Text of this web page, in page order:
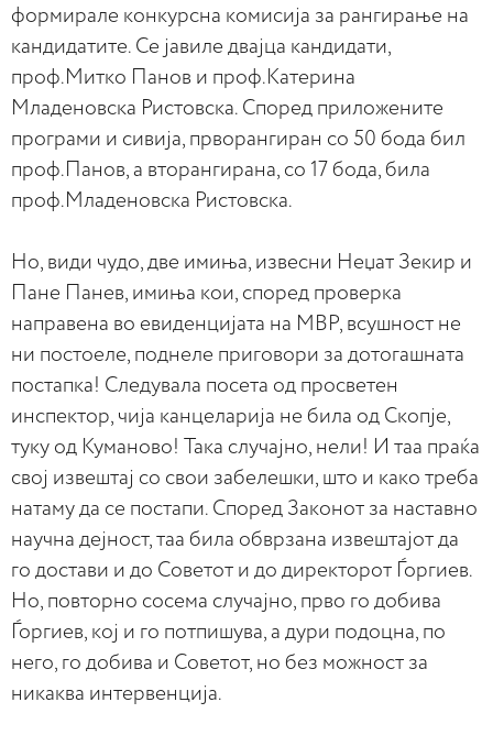
формирале конкурсна комисија за рангирање на
кандидатите. Се јавиле двајца кандидати,
проф.Митко Панов и проф.Катерина
Младеновска Ристовска. Според приложените
програми и сивија, прворангиран со 50 бода бил
проф.Панов, а вторангирана, со 17 бода, била
проф.Младеновска Ристовска.
Но, види чудо, две имиња, извесни Неџат Зекир и
Пане Панев, имиња кои, според проверка
направена во евиденцијата на МВР, всушност не
ни постоеле, поднеле приговори за дотогашната
постапка! Следувала посета од просветен
инспектор, чија канцеларија не била од Скопје,
туку од Куманово! Така случајно, нели! И таа праќа
свој извештај со свои забелешки, што и како треба
натаму да се постапи. Според Законот за наставно
научна дејност, таа била обврзана извештајот да
го достави и до Советот и до директорот Ѓоргиев.
Но, повторно сосема случајно, прво го добива
Ѓоргиев, кој и го потпишува, а дури подоцна, по
него, го добива и Советот, но без можност за
никаква интервенција.